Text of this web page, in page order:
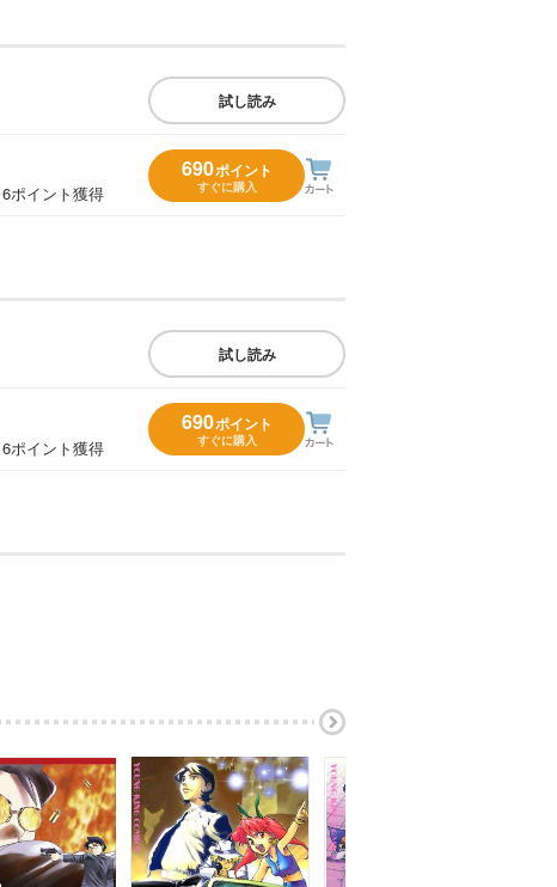
試し読み
6ポイント獲得
690ポイント
すぐに購入
試し読み
6ポイント獲得
690ポイント
すぐに購入